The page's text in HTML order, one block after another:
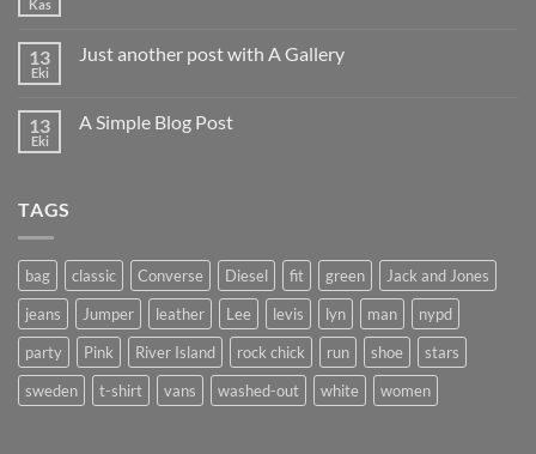
Kas
to
13
Eki
Just another post with A Gallery
another
13
Eki
A Simple Blog Post
TAGS
bag classic Converse Diesel fit green
Jack and Jones
jeans
Jumper leather Lee levis lyn man
nypd
party
Pink River Island rock chick run shoe
stars
sweden
t-shirt vans washed-out white women